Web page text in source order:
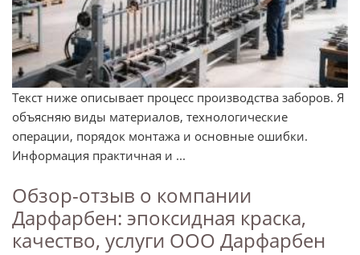
Текст ниже описывает процесс производства заборов. Я
объясняю виды материалов, технологические
операции, порядок монтажа и основные ошибки.
Информация практичная и ...
Обзор-отзыв о компании
Дарфарбен: эпоксидная краска,
качество, услуги ООО Дарфарбен